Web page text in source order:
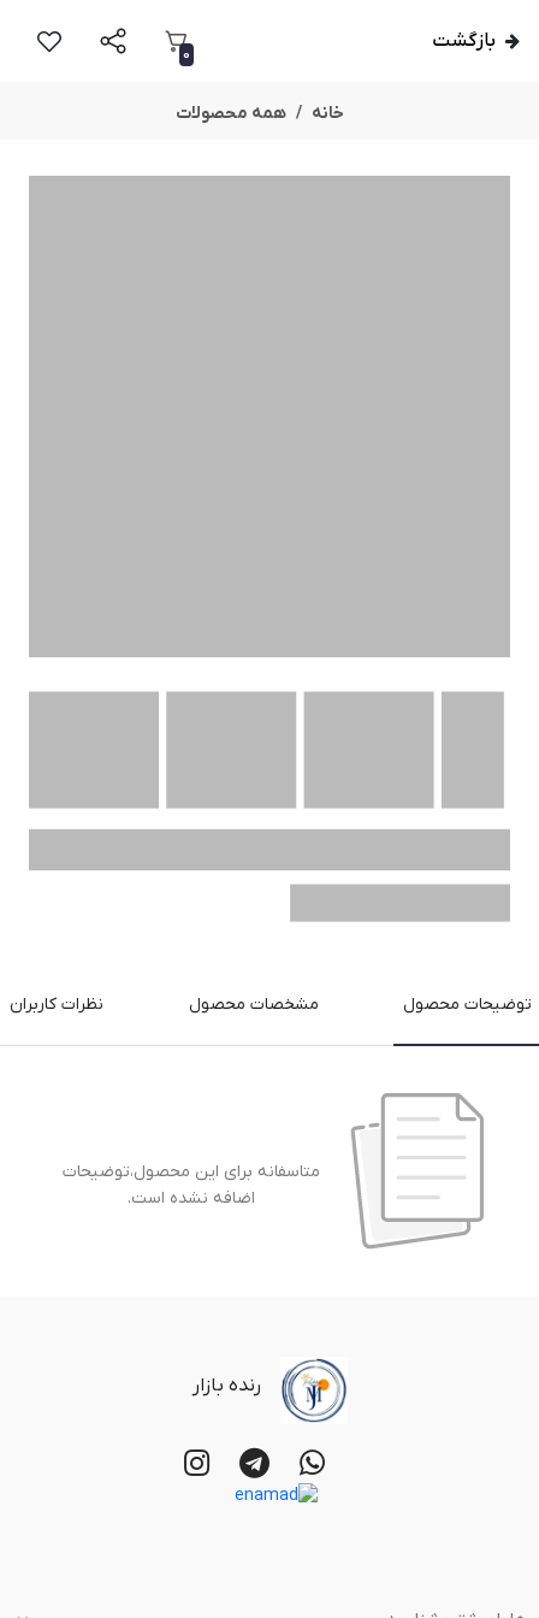
بازگشت
0
خانه همه محصولات
توضیحات محصول مشخصات محصول نظرات کاربران
متاسفانه برای این محصول،توضیحات
اضافه نشده است.
رنده بازار